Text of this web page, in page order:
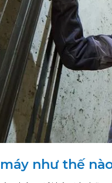
như thế